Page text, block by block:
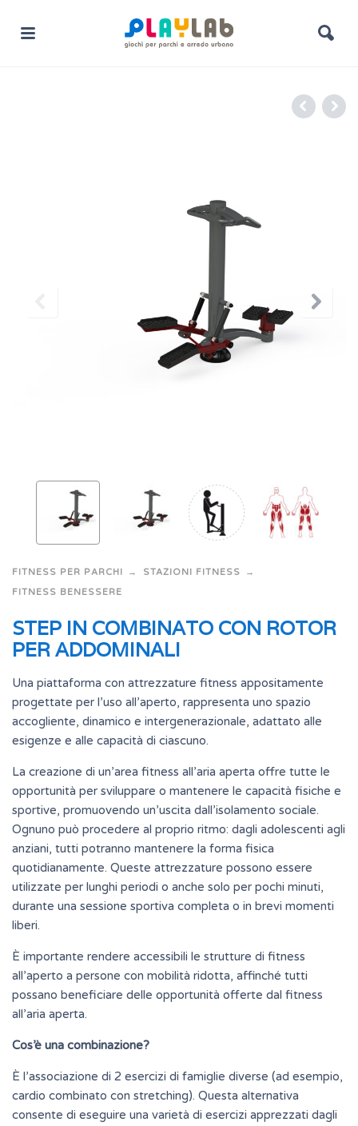
FITNESS PER PARCHI
STAZIONI FITNESS
FITNESS BENESSERE
STEP IN COMBINATO CON ROTOR
PER ADDOMINALI
Una piattaforma con attrezzature fitness appositamente
progettate per l’uso all’aperto, rappresenta uno spazio
accogliente, dinamico e intergenerazionale, adattato alle
esigenze e alle capacità di ciascuno.
La creazione di un’area fitness all’aria aperta offre tutte le
opportunità per sviluppare o mantenere le capacità fisiche e
sportive, promuovendo un’uscita dall’isolamento sociale.
Ognuno può procedere al proprio ritmo: dagli adolescenti agli
anziani, tutti potranno mantenere la forma fisica
quotidianamente. Queste attrezzature possono essere
utilizzate per lunghi periodi o anche solo per pochi minuti,
durante una sessione sportiva completa o in brevi momenti
liberi.
È importante rendere accessibili le strutture di fitness
all’aperto a persone con mobilità ridotta, affinché tutti
possano beneficiare delle opportunità offerte dal fitness
all’aria aperta.
Cos’è una combinazione?
È l’associazione di 2 esercizi di famiglie diverse (ad esempio,
cardio combinato con stretching). Questa alternativa
consente di eseguire una varietà di esercizi apprezzati dagli